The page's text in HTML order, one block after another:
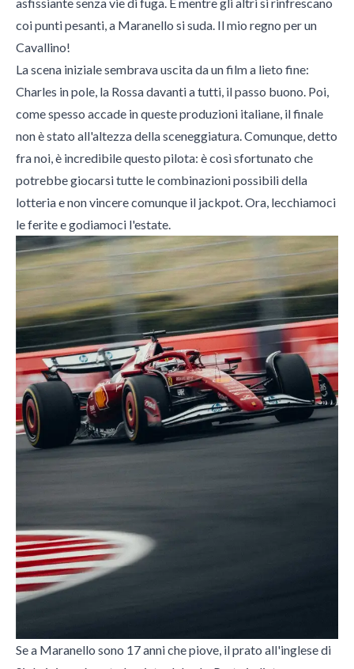
coi punti pesanti, a Maranello si suda. Il mio regno per un
Cavallino!
La scena iniziale sembrava uscita da un film a lieto fine:
Charles in pole, la Rossa davanti a tutti, il passo buono. Poi,
come spesso accade in queste produzioni italiane, il finale
non è stato all'altezza della sceneggiatura. Comunque, detto
fra noi, è incredibile questo pilota: è così sfortunato che
potrebbe giocarsi tutte le combinazioni possibili della
lotteria e non vincere comunque il jackpot. Ora, lecchiamoci
le ferite e godiamoci l'estate.
Se a Maranello sono 17 anni che piove, il prato all'inglese di